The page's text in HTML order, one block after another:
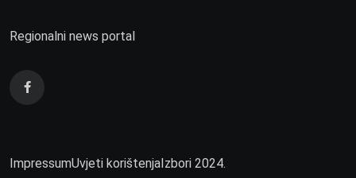
Regionalni news portal
ImpressumUvjeti korištenjaIzbori 2024.